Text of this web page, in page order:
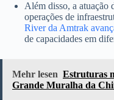
Além disso, a atuação
operações de
River da Amtrak
de capacidades em
Mehr lesen Estruturas
Grande Muralha da